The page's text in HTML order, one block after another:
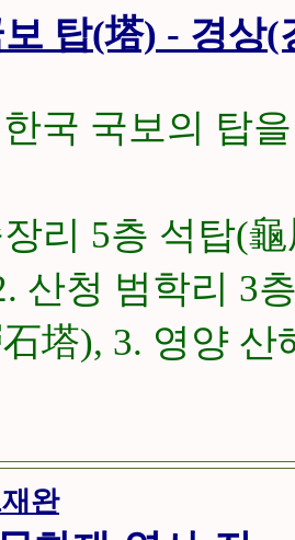
탑(塔) - 경상(
국 국보의 탑
리 5층 석탑(
산청 범학리 3
塔), 3. 영양 산
5층 석탑(義城
완